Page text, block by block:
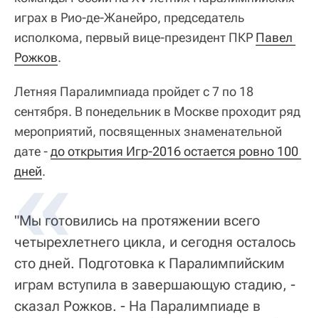
играх в Рио-де-Жанейро, председатель
исполкома, первый вице-президент ПКР Павел
Рожков.
Летняя Паралимпиада пройдет с 7 по 18
сентября. В понедельник в Москве проходит ряд
мероприятий, посвященных знаменательной
дате -до открытия Игр-2016 остается ровно 100
дней.
"Мы готовились на протяжении всего
четырехлетнего цикла, и сегодня осталось
сто дней. Подготовка к Паралимпийским
играм вступила в завершающую стадию, -
сказал Рожков. - На Паралимпиаде в